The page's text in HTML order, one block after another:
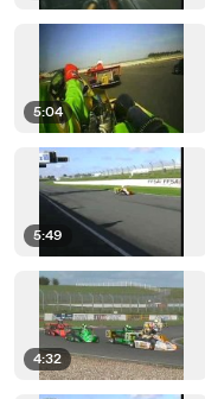
5:04
5:49
4:32